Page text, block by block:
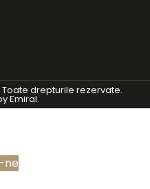
Toate drepturile rezervate.
Emiral.
ne